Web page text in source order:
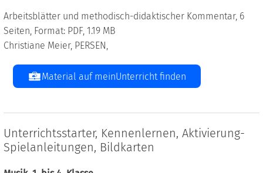
Arbeitsblätter und methodisch-didaktischer Kommentar, 6
Seiten, Format: PDF, 1.19 MB
Christiane Meier, PERSEN,
Material auf meinUnterricht finden
Unterrichtsstarter, Kennenlernen, Aktivierung-
Spielanleitungen, Bildkarten